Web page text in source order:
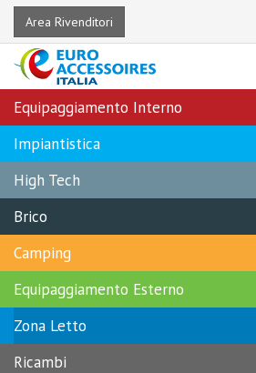
Area Rivenditori
Equipaggiamento Interno
Impiantistica
High Tech
Brico
Camping
Equipaggiamento Esterno
Zona Letto
Ricambi